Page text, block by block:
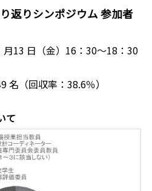
返りシンポジウム 参加者
13 日（金）16：30～18：30
名（回収率：38.6％）
て